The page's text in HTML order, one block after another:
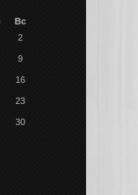
Вс
2
9
16
23
30